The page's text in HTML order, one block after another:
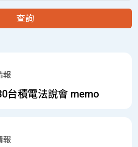
報
台積電法說會 memo
報